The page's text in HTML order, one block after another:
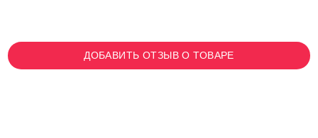
ДОБАВИТЬ ОТЗЫВ О ТОВАРЕ